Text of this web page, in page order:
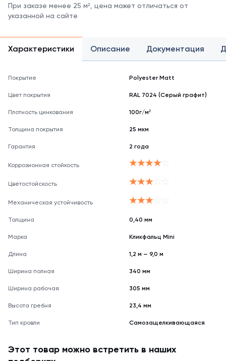
При заказе менее 25 м², цена может отличаться от
указанной на сайте
Характеристики Описание Документация
Покрытие Polyester Matt
Цвет покрытия RAL 7024 (Серый графит)
Плотность цинкования 100г/м²
Толщина покрытия 25 мкм
Гарантия 2 года
Коррозионная стойкость
Цветостойскость
Механическая устойчивость
Толщина 0,40 мм
Марка Кликфальц Mini
Длина 1,2 м — 9,0 м
Ширина полная 340 мм
Ширина рабочая 305 мм
Высота гребня 23,4 мм
Тип кровли Самозащелкивающаяся
Этот товар можно встретить в наших